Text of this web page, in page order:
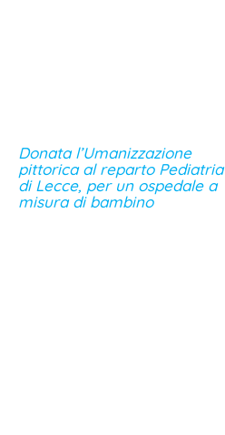
Donata l’Umanizzazione
pittorica al reparto Pediatria
di Lecce, per un ospedale a
misura di bambino